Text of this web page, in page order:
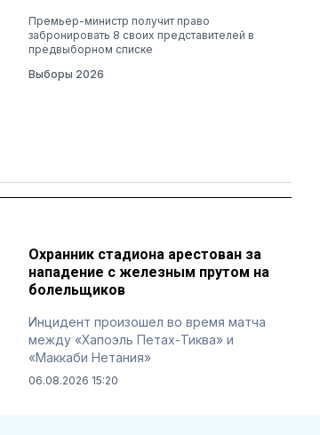
Премьер-министр получит право
забронировать 8 своих представителей в
предвыборном списке
Выборы 2026
Охранник стадиона арестован за
нападение с железным прутом на
болельщиков
Инцидент произошел во время матча
между «Хапоэль Петах-Тиква» и
«Маккаби Нетания»
06.08.2026 15:20